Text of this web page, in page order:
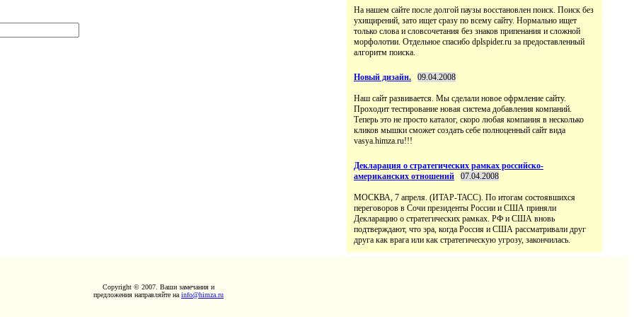
На нашем сайте после долгой паузы восстановлен поиск. Поиск без
ухищирений, зато ищет сразу по всему сайту. Нормально ищет
только слова и словсочетания без знаков припенания и сложной
морфолотии. Отдельное спасибо dplspider.ru за предоставленный
алгоритм поиска.
Новый дизайн. 09.04.2008
Наш сайт развивается. Мы сделали новое офрмление сайту.
Проходит тестирование новая система добавления компаний.
Теперь это не просто каталог, скоро любая компания в несколько
кликов мышки сможет создать себе полноценный сайт вида
vasya.himza.ru!!!
Декларация о стратегических рамках российско-
американских отношений
07.04.2008
МОСКВА, 7 апреля. (ИТАР-ТАСС). По итогам состоявшихся
переговоров в Сочи президенты России и США приняли
Декларацию о стратегических рамках. РФ и США вновь
подтверждают, что эра, когда Россия и США рассматривали друг
друга как врага или как стратегическую угрозу, закончилась.
Copyright © 2007. Ваши замечания и
предложения направляйте на info@himza.ru